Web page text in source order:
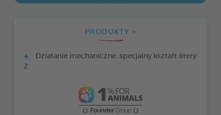
PRODUKTY +
Działanie mechaniczne: specjalny kształt litery
Z